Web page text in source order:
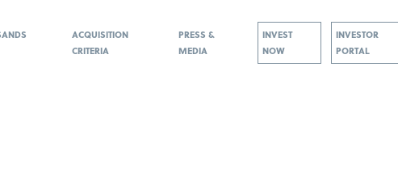
ACQUISITION
CRITERIA
PRESS &
MEDIA
INVEST
NOW
INVESTOR
PORTAL